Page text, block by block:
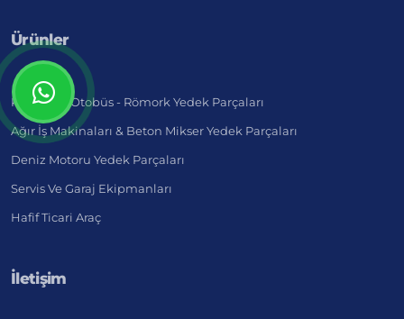
Ürünler
Kamyon - Otobüs - Römork Yedek Parçaları
Ağır İş Makinaları & Beton Mikser Yedek Parçaları
Deniz Motoru Yedek Parçaları
Servis Ve Garaj Ekipmanları
Hafif Ticari Araç
İletişim